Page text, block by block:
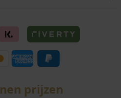
prijzen